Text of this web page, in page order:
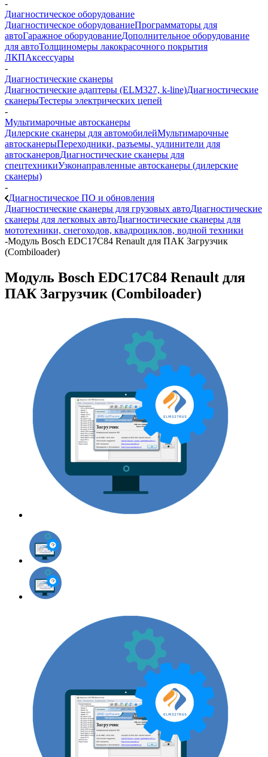
-
Диагностическое оборудование
Диагностическое оборудованиеПрограмматоры для
автоГаражное оборудованиеДополнительное оборудование
для автоТолщиномеры лакокрасочного покрытия
ЛКПАксессуары
-
Диагностические сканеры
Диагностические адаптеры (ELM327, k-line)Диагностические
сканерыТестеры электрических цепей
-
Мультимарочные автосканеры
Дилерские сканеры для автомобилейМультимарочные
автосканерыПереходники, разъемы, удлинители для
автосканеровДиагностические сканеры для
спецтехникиУзконаправленные автосканеры (дилерские
сканеры)
-
Диагностическое ПО и обновления
Диагностические сканеры для грузовых автоДиагностические
сканеры для легковых автоДиагностические сканеры для
мототехники, снегоходов, квадроциклов, водной техники
-Модуль Bosch EDC17C84 Renault для ПАК Загрузчик
(Сombiloader)
Модуль Bosch EDC17C84 Renault для
ПАК Загрузчик (Сombiloader)